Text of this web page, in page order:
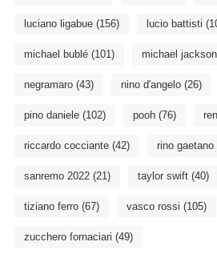
luciano ligabue(156) lucio battisti
michael bublé(101) michael jackson
negramaro(43) nino d'angelo(26)
pino daniele(102) pooh(76)
riccardo cocciante(42) rino gaetano
sanremo 2022(21) taylor swift(40)
tiziano ferro(67) vasco rossi (105)
zucchero fornaciari (49)